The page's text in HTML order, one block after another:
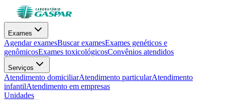
Exames
Agendar examesBuscar examesExames genéticos e
genômicosExames toxicológicosConvênios atendidos
Serviços
Atendimento domiciliarAtendimento particularAtendimento
infantilAtendimento em empresas
Unidades